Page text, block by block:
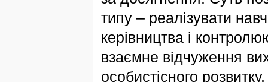
типу – реалізувати
керівництва і
взаємне відчуження
особистісного